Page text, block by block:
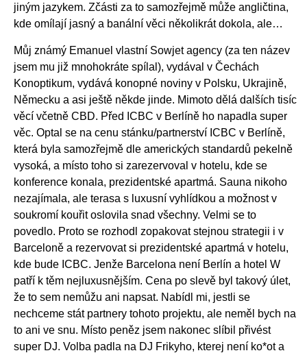
jiným jazykem. Zčásti za to samozřejmě může angličtina,
kde omílají jasný a banální věci několikrát dokola, ale…
Můj známý Emanuel vlastní Sowjet agency (za ten název
jsem mu již mnohokráte spílal), vydával v Čechách
Konoptikum, vydává konopné noviny v Polsku, Ukrajině,
Německu a asi ještě někde jinde. Mimoto dělá dalších tisíc
věcí včetně CBD. Před ICBC v Berlíně ho napadla super
věc. Optal se na cenu stánku/partnerství ICBC v Berlíně,
která byla samozřejmě dle amerických standardů pekelně
vysoká, a místo toho si zarezervoval v hotelu, kde se
konference konala, prezidentské apartmá. Sauna nikoho
nezajímala, ale terasa s luxusní vyhlídkou a možnost v
soukromí kouřit oslovila snad všechny. Velmi se to
povedlo. Proto se rozhodl zopakovat stejnou strategii i v
Barceloně a rezervovat si prezidentské apartmá v hotelu,
kde bude ICBC. Jenže Barcelona není Berlín a hotel W
patří k těm nejluxusnějším. Cena po slevě byl takový úlet,
že to sem nemůžu ani napsat. Nabídl mi, jestli se
nechceme stát partnery tohoto projektu, ale neměl bych na
to ani ve snu. Místo peněz jsem nakonec slíbil přivést
super DJ. Volba padla na DJ Frikyho, kterej není ko*ot a